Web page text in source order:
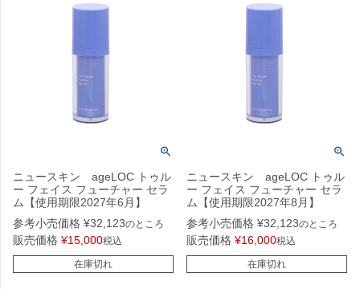
ニュースキン ageLOC トゥル
ー フェイス フューチャー セラ
ム【使用期限2027年6月】
参考小売価格 ¥32,123のところ
販売価格 ¥15,000税込
在庫切れ
ニュースキン ageLOC トゥル
ー フェイス フューチャー セラ
ム【使用期限2027年8月】
参考小売価格 ¥32,123のところ
販売価格 ¥16,000税込
在庫切れ